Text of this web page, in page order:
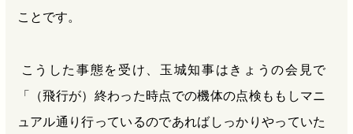
ことです。
こうした事態を受け、玉城知事はきょうの会見で
「（飛行が）終わった時点での機体の点検ももしマニ
ュアル通り行っているのであればしっかりやっていた